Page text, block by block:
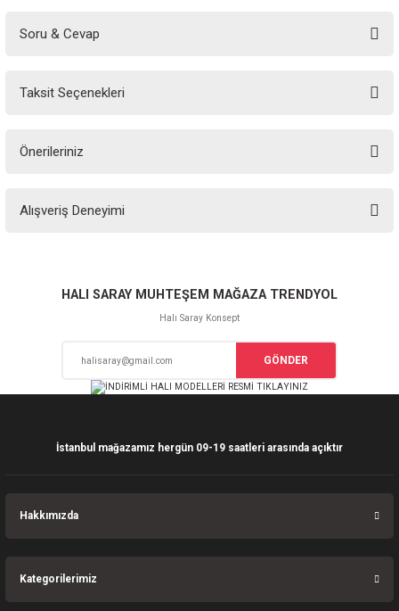
Soru & Cevap
Taksit Seçenekleri
Önerileriniz
yetersiz gördüğünüz noktaları öneri formunu kullanarak tarafımıza
Ürün resmi kalitesiz, bozuk veya görüntülenemiyor.
Ürün açıklamasında eksik bilgiler bulunuyor.
Bu ürüne benzer farklı alternatifler olmalı.
Alışveriş Deneyimi
Sitemize ilk yorumu siz yapın!
HALI SARAY MUHTEŞEM MAĞAZA TRENDYOL
Halı Saray Konsept
GÖNDER
İstanbul mağazamız hergün 09-19 saatleri arasında açıktır
Hakkımızda
Kategorilerimiz